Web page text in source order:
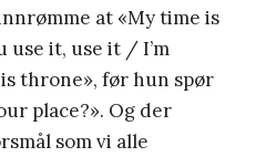
at «My time is
use it, use it / I’m
throne», før hun spør
place?». Og der
som vi alle